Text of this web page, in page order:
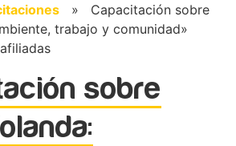
» Capacitación sobre
trabajo y comunidad»
sobre